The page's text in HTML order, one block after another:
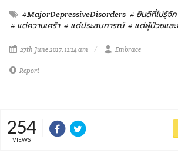
#MajorDepressiveDisorders # ยินดีที่ไม่รู้จัก
# แด่ความเศร้า # แด่ประสบการณ์ # แด่ผู้ป่วยแล
27th June 2017, 11:14 am Embrace
Report
254
VIEWS